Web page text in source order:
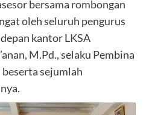
bersama rombongan
oleh seluruh pengurus
kantor LKSA
M.Pd., selaku Pembina
sejumlah